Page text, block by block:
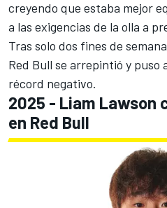
creyendo que estaba mejor
a las exigencias de la olla a
Tras solo dos fines de
Red Bull se arrepintió y puso
récord negativo.
2025 - Liam Lawson
en Red Bull